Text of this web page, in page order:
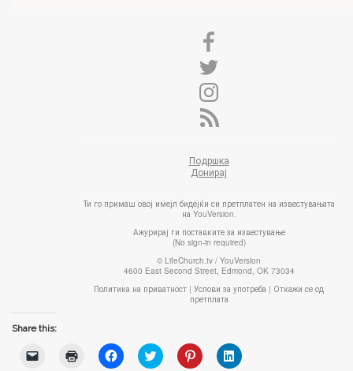
Подршка
Донирај
Ти го примаш овој имејл бидејќи си претплатен на известувањата
на YouVersion.
Ажурирај ги поставките за известување
(No sign-in required)
© LifeChurch.tv / YouVersion
4600 East Second Street, Edmond, OK 73034
Политика на приватност | Услови за употреба | Откажи се од
претплата
Share this:
C
l
C
l
C
l
C
l